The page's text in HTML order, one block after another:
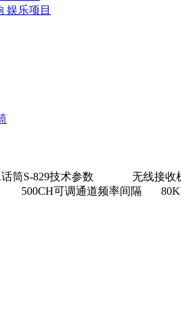
娱乐项目
二话筒S-829技术参数 无线接
可调通道频率间隔